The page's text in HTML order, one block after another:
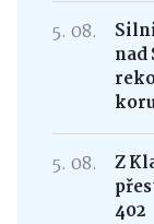
5. 08.
nad
5. 08.
Z
402